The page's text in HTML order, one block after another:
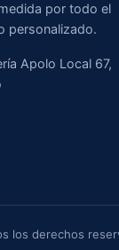
por todo el
personalizado.
Apolo Local 67,
los derechos